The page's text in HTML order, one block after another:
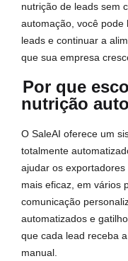
nutrição de leads sem
automação, você pode
leads e continuar a
que sua empresa
Por que
nutrição
O SaleAI oferece um
totalmente
ajudar os
mais eficaz, em vários
comunicação
automatizados e
que cada lead receba
manual.